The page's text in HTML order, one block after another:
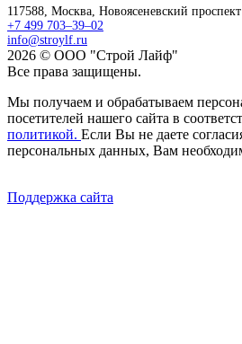
117588, Москва, Новоясеневский
+7 499 703–39–02
info@stroylf.ru
2026 © ООО "Строй Лайф"
Все права защищены.
Мы получаем и обрабатываем
посетителей нашего сайта в
политикой. Если Вы не даете
персональных данных, Вам
Поддержка сайта